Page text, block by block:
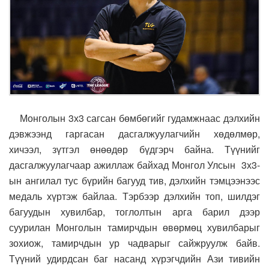
Монголын 3х3 сагсан бөмбөгийг гудамжнаас дэлхийн
дэвжээнд гаргасан дасгалжуулагчийн хөдөлмөр,
хичээл, зүтгэл өнөөдөр бүдгэрч байна. Түүнийг
дасгалжуулагчаар ажиллаж байхад Монгол Улсын 3х3-
ын ангилал тус бүрийн багууд тив, дэлхийн тэмцээнээс
медаль хүртэж байлаа. Тэрбээр дэлхийн топ, шилдэг
багуудын хувилбар, тоглолтын арга барил дээр
суурилан Монголын тамирчдын өвөрмөц хувилбарыг
зохиож, тамирчдын ур чадварыг сайжруулж байв.
Түүний удирдсан баг насанд хүрэгчдийн Ази тивийн